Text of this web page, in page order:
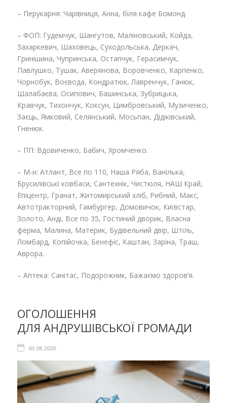
– Перукарня: Чарівниця, Анна, біля кафе Бомонд.
– ФОП: Гудемчук, Шангутов, Маліновський, Койда,
Захаркевич, Шаховець, Суходольська, Деркач,
Гринішина, Чупринська, Остапчук, Герасимчук,
Павлушко, Тушак, Аверянова, Воровченко, Карпенко,
Чорнобук, Воєвода, Кондратюк, Лавренчук, Ганюк,
Шалабаєва, Осипович, Башинська, Зубрицька,
Кравчук, Тихончук, Коксун, Цимбровський, Музиченко,
Заєць, Ямковий, Селянський, Мосьпан, Дідіківський,
Гненюк.
– ПП: Вдовиченко, Бабич, Хромченко.
– М-н: Атлант, Все по 110, Наша Ряба, Ванілька,
Брусилівські ковбаси, Сантехнік, Чистюля, НАШ Край,
Епіцентр, Гранат, Житомирський хліб, Рибний, Макс,
Автотракторний, Гамбургер, Домовичок, Київстар,
Золото, Анді, Все по 35, Гостиний дворик, Власна
ферма, Малина, Материк, Будівельний двір, Штіль,
Ломбард, Копійочка, Бенефіс, Каштан, Заріна, Траш,
Аврора.
– Аптека: Санітас, Подорожник, Бажаємо здоров’я.
ОГОЛОШЕННЯ
ДЛЯ АНДРУШІВСЬКОЇ ГРОМАДИ
03.08.2026